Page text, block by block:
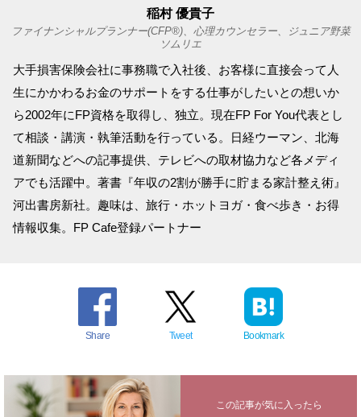
稲村 優貴子
ファイナンシャルプランナー(CFP︎︎®︎)、心理カウンセラー、ジュニア野菜
ソムリエ
大手損害保険会社に事務職で入社後、お客様に直接会って人
生にかかわるお金のサポートをする仕事がしたいとの想いか
ら2002年にFP資格を取得し、独立。現在FP For You代表とし
て相談・講演・執筆活動を行っている。日経ウーマン、北海
道新聞などへの記事提供、テレビへの取材協力など各メディ
アでも活躍中。著書『年収の2割が勝手に貯まる家計整え術』
河出書房新社。趣味は、旅行・ホットヨガ・食べ歩き・お得
情報収集。FP Cafe登録パートナー
Share Tweet Bookmark
この記事が気に入ったら